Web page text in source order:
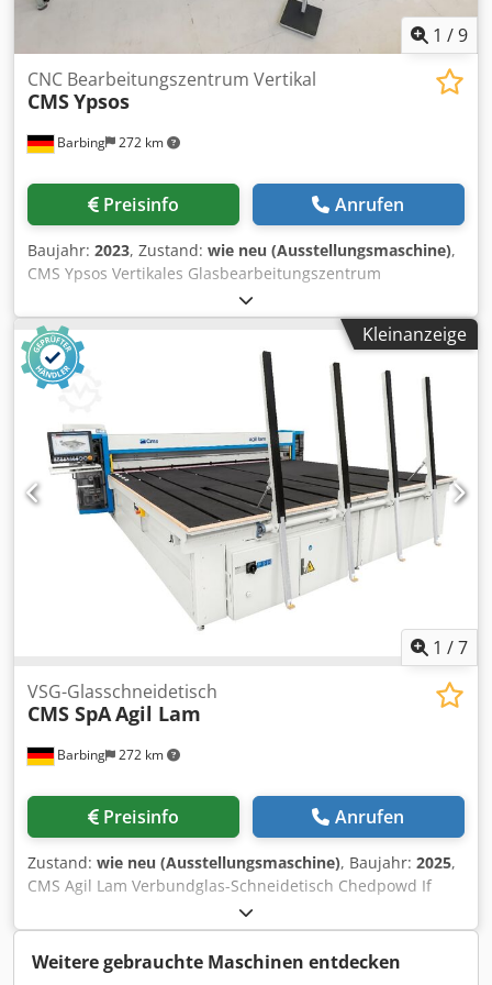
1 /9
Barbing 272 km
CNC Bearbeitungszentrum Vertikal
CMSYpsos
Preisinfo Anrufen
Baujahr: 2023, Zustand: wie neu (Ausstellungsmaschine),
CMS Ypsos Vertikales Glasbearbeitungszentrum
Bearbeitungsmaße: Max. Glaslänge: 3.200 / 4.500 / 6.000
mm Max. Glashöhe: 2.200 / 2.800 / 3.300 mm Min.
Glaslänge: 420 mm Min. Glashöhe: 270 mm Glasdicke: 3-30
mm Chodpepygrajfx Abyoa Enthaltene Ausstattung: - 2x
Sauggruppe mit je 3 Vakuumsaugern - Elektrospindel 3,7
kW 0-12.000 U/Min - Werkstückvermessung und
Werkzeugvermessung - Revolverwerkzeugmagazin 9 + 9 -
Rückbohreinheit - CAD/CAM - Zentralschmierung
Kleinanzeige
1 /7
Barbing 272 km
VSG-Glasschneidetisch
CMS SpAAgil Lam
Preisinfo Anrufen
Zustand: wie neu (Ausstellungsmaschine), Baujahr: 2025,
CMS Agil Lam Verbundglas-Schneidetisch Chedpowd If
Nsfx Abysa Max. bearbeitbare Scheibengröße: 3.810 x
3.300 mm Scheibendicke: Max. 8+8 mm Min.
Scheibendicke: 2+2 mm Min. Stegbreite: 75 mm Enthaltene
Ausstattung: - Kippgabeln - Luftkissen - Brechleiste und
Weitere gebrauchte Maschinen entdecken